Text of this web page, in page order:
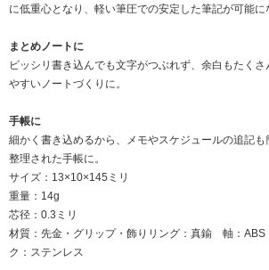
に低重心となり、軽い筆圧での安定した筆記が可能に
まとめノートに
ビッシリ書き込んでも文字がつぶれず、余白もたく
やすいノートづくりに。
手帳に
細かく書き込めるから、メモやスケジュールの追記
整理された手帳に。
サイズ：13×10×145ミリ
重量：14g
芯径：0.3ミリ
材質：先金・グリップ・飾りリング：真鍮 軸：
ク：ステンレス